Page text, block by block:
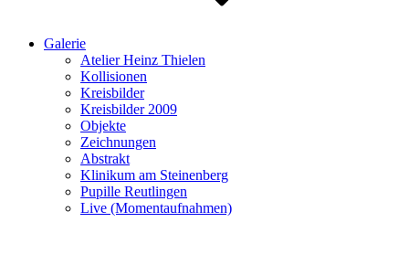
Galerie
Atelier Heinz Thielen
Kollisionen
Kreisbilder
Kreisbilder 2009
Objekte
Zeichnungen
Abstrakt
Klinikum am Steinenberg
Pupille Reutlingen
Live (Momentaufnahmen)